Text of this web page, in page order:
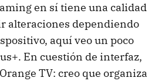
en sí tiene una calidad
alteraciones dependiendo
aquí veo un poco
En cuestión de interfaz,
TV: creo que organiza